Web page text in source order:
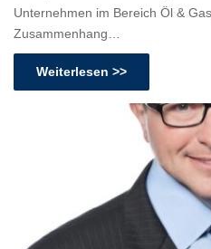
Unternehmen im Bereich Öl &
Zusammenhang…
Weiterlesen >>